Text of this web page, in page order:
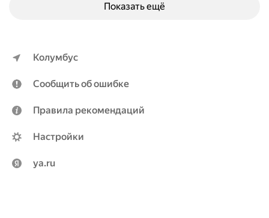
Показать ещё
Колумбус
Сообщить об ошибке
Правила рекомендаций
Настройки
ya.ru